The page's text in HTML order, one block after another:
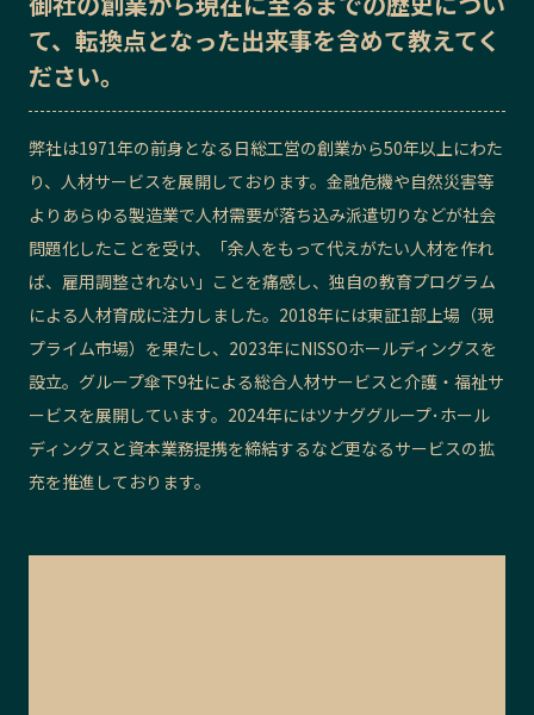
Sporkle
記事ライター アンバサダー
お問い合わせ 会社概要
て、転換点となった出来事を含めて教えてく
ださい。
弊社は1971年の前身となる日総工営の創業から50年以上にわた
り、人材サービスを展開しております。金融危機や自然災害等
よりあらゆる製造業で人材需要が落ち込み派遣切りなどが社会
問題化したことを受け、「余人をもって代えがたい人材を作れ
ば、雇用調整されない」ことを痛感し、独自の教育プログラム
による人材育成に注力しました。2018年には東証1部上場（現
プライム市場）を果たし、2023年にNISSOホールディングスを
設立。グループ傘下9社による総合人材サービスと介護・福祉サ
ービスを展開しています。2024年にはツナググループ･ホール
ディングスと資本業務提携を締結するなど更なるサービスの拡
充を推進しております。